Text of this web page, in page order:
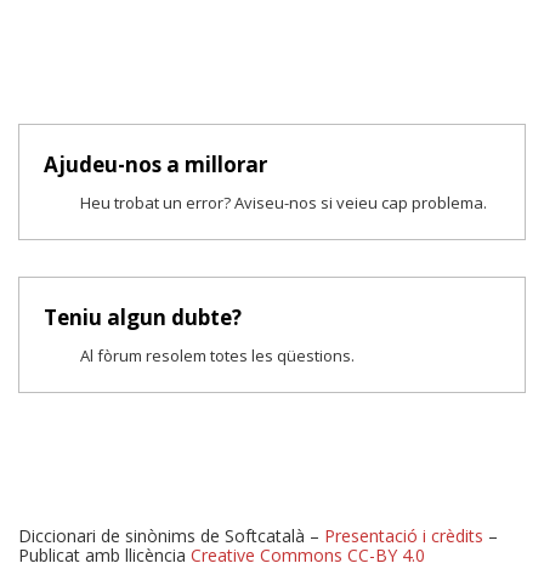
Ajudeu-nos a millorar
Heu trobat un error? Aviseu-nos si veieu cap problema.
Teniu algun dubte?
Al fòrum resolem totes les qüestions.
Diccionari de sinònims de Softcatalà – Presentació i crèdits –
Publicat amb llicència Creative Commons CC-BY 4.0